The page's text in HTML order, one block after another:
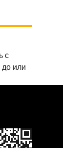
с
или